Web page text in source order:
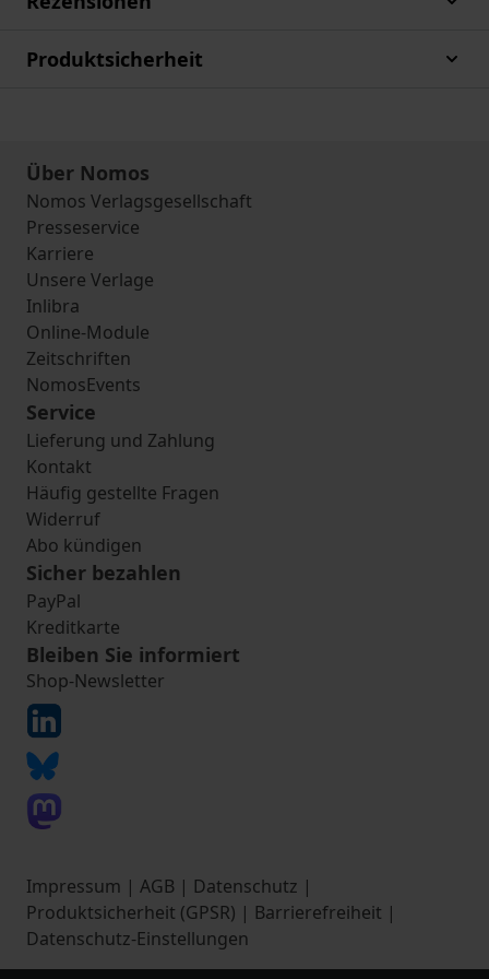
Produktsicherheit
Über Nomos
Nomos Verlagsgesellschaft
Presseservice
Karriere
Unsere Verlage
Inlibra
Online-Module
Zeitschriften
NomosEvents
Service
Lieferung und Zahlung
Kontakt
Häufig gestellte Fragen
Widerruf
Abo kündigen
Sicher bezahlen
PayPal
Kreditkarte
Bleiben Sie informiert
Shop-Newsletter
Impressum | AGB | Datenschutz |
Produktsicherheit (GPSR) | Barrierefreiheit |
Datenschutz-Einstellungen